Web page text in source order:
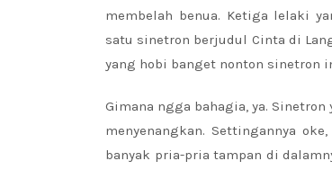
membelah benua. Ketiga lelaki
satu sinetron berjudul Cinta di
yang hobi banget nonton sinetron
Gimana ngga bahagia, ya.
menyenangkan. Settingannya
banyak pria-pria tampan di